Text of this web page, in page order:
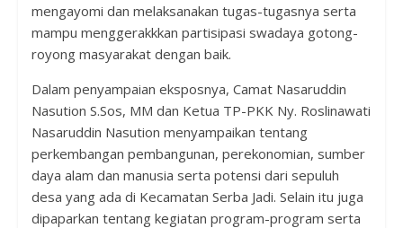
mengayomi dan melaksanakan tugas-tugasnya serta
mampu menggerakkkan partisipasi swadaya gotong-
royong masyarakat dengan baik.
Dalam penyampaian eksposnya, Camat Nasaruddin
Nasution S.Sos, MM dan Ketua TP-PKK Ny. Roslinawati
Nasaruddin Nasution menyampaikan tentang
perkembangan pembangunan, perekonomian, sumber
daya alam dan manusia serta potensi dari sepuluh
desa yang ada di Kecamatan Serba Jadi. Selain itu juga
dipaparkan tentang kegiatan program-program serta